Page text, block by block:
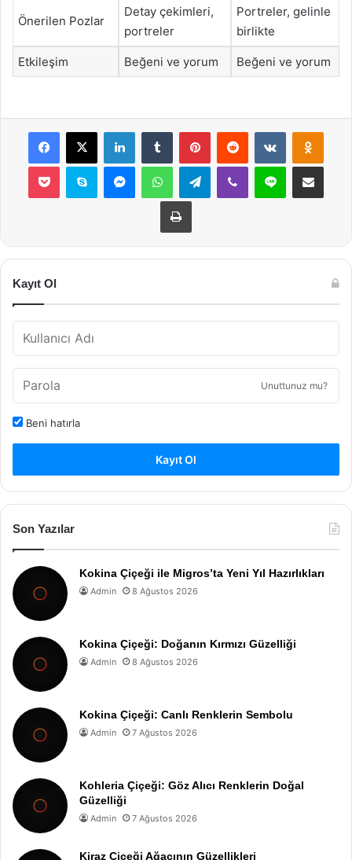
Önerilen Pozlar
Detay çekimleri,
portreler
Portreler, gelinle
birlikte
Etkileşim Beğeni ve yorum Beğeni ve yorum
Facebook
X LinkedInTumblr PinterestReddit VKontakte
Pocket Skype MessengerWhatsAppTelegramViber Line E-Posta ile
Yazdır
Kayıt Ol
Unuttunuz mu?
Beni hatırla
Kayıt Ol
Son Yazılar
Kokina Çiçeği ile Migros’ta Yeni Yıl Hazırlıkları
Admin 8 Ağustos 2026
Kokina Çiçeği: Doğanın Kırmızı Güzelliği
Admin 8 Ağustos 2026
Kokina Çiçeği: Canlı Renklerin Sembolu
Admin 7 Ağustos 2026
Kohleria Çiçeği: Göz Alıcı Renklerin Doğal
Güzelliği
Admin 7 Ağustos 2026
Kiraz Çiçeği Ağacının Güzellikleri